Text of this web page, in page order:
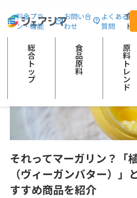
食
ト
料金プラ
ン・機能
お問い合
わせ
よくある
質問
総
合
ト
ッ
プ
食
品
原
料
原
料
ト
レ
ン
ド
総合トップ 記事一覧 注目の食品原料
それってマーガリン？「
（ヴィーガンバター）」
すすめ商品を紹介